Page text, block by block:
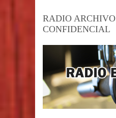
RADIO ARCHIVO
CONFIDENCIAL